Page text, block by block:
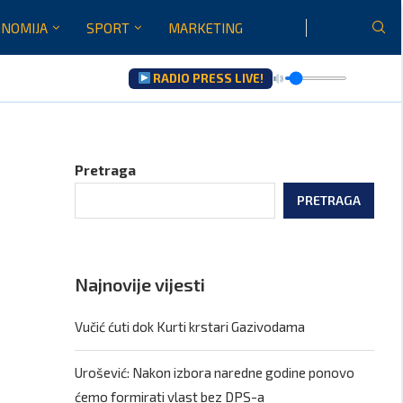
SPORT MARKETING
RADIO PRESS LIVE!
Pretraga
PRETRAGA
Najnovije vijesti
Vučić ćuti dok Kurti krstari Gazivodama
Urošević: Nakon izbora naredne godine ponovo
ćemo formirati vlast bez DPS-a